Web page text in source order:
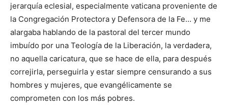
jerarquía eclesial, especialmente vaticana proveniente de
la Congregación Protectora y Defensora de la Fe… y me
alargaba hablando de la pastoral del tercer mundo
imbuído por una Teología de la Liberación, la verdadera,
no aquella caricatura, que se hace de ella, para después
correjirla, perseguirla y estar siempre censurando a sus
hombres y mujeres, que evangélicamente se
comprometen con los más pobres.